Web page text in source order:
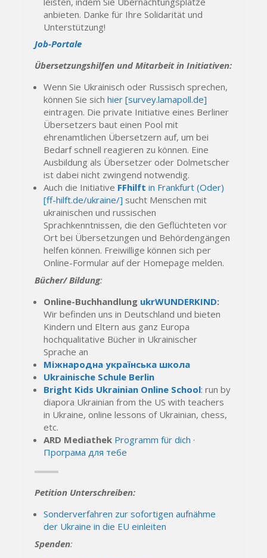
anbieten. Danke für Ihre Solidarität und
Unterstützung!
Job-Portale
Übersetzungshilfen und Mitarbeit in Initiativen:
Wenn Sie Ukrainisch oder Russisch sprechen,
können Sie sichhier [survey.lamapoll.de]
eintragen. Die private Initiative eines Berliner
Übersetzers baut einen Pool mit
ehrenamtlichen Übersetzern auf, um bei
Bedarf schnell reagieren zu können. Eine
Ausbildung als Übersetzer oder Dolmetscher
ist dabei nicht zwingend notwendig.
Auch die Initiative FFhilft in Frankfurt (Oder)
[ff-hilft.de/ukraine/] sucht Menschen mit
ukrainischen und russischen
Sprachkenntnissen, die den Geflüchteten vor
Ort bei Übersetzungen und Behördengängen
helfen können. Freiwillige können sich per
Online-Formular auf der Homepage melden.
Bücher/ Bildung:
Online-Buchhandlung ukrWUNDERKIND:
Wir befinden uns in Deutschland und bieten
Kindern und Eltern aus ganz Europa
hochqualitative Bücher in Ukrainischer
Sprache an
Міжнародна українська школа
Ukrainische Schule Berlin
Bright Kids Ukrainian Online School: run by
diapora Ukrainian from the US with teachers
in Ukraine, online lessons of Ukrainian, chess,
etc.
ARD Mediathek Programm für dich ·
Програма для тебе
Petition Unterschreiben:
Sonderverfahren zur sofortigen aufnähme
der Ukraine in die EU einleiten
Spenden: